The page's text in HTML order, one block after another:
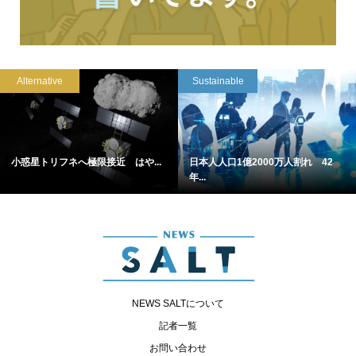
Alternative
小惑星トリフネへ極限接近 はや...
Sustainable
日本人人口1億2000万人割れ 42
年...
NEWS SALTについて
記者一覧
お問い合わせ